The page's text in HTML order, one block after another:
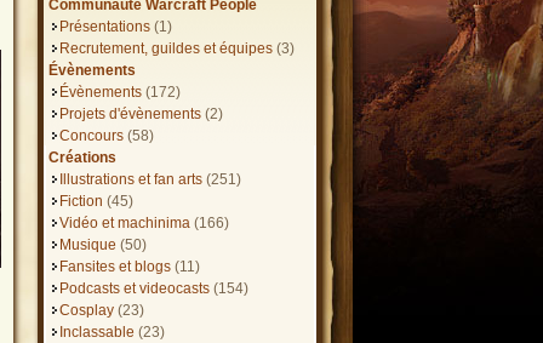
Communauté Warcraft People
Présentations(1)
Recrutement, guildes et équipes(3)
Évènements
Évènements(172)
Projets d'évènements(2)
Concours(58)
Créations
Illustrations et fan arts(251)
Fiction (45)
Vidéo et machinima(166)
Musique (50)
Fansites et blogs(11)
Podcasts et videocasts(154)
Cosplay(23)
Inclassable (23)